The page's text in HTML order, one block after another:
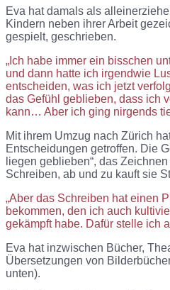
Eva hat damals als
Kindern neben ihrer Arbeit
gespielt, geschrieben.
„Ich habe immer ein bisschen
und dann hatte ich irgendwie
entscheiden, was ich jetzt
das Gefühl geblieben, dass ich
kann… Aber ich ging nirgends
Mit ihrem Umzug nach Zürich
Entscheidungen getroffen. Die
liegen geblieben“, das
Schreiben, ab und zu kauft sie
„Aber das Schreiben hat einen
bekommen, den ich auch
gekämpft habe. Dafür stelle ich
Eva hat inzwischen Bücher,
Übersetzungen von
unten).